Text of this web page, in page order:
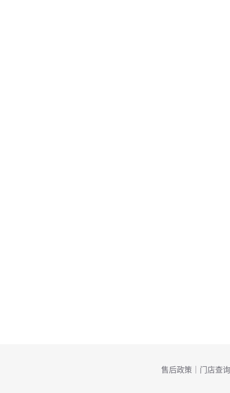
售后政策 门店查询